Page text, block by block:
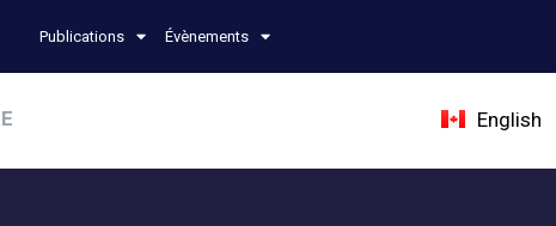
Publications Évènements
English